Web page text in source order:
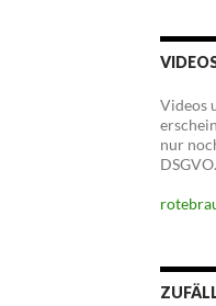
Videos
nur
DSGVO.